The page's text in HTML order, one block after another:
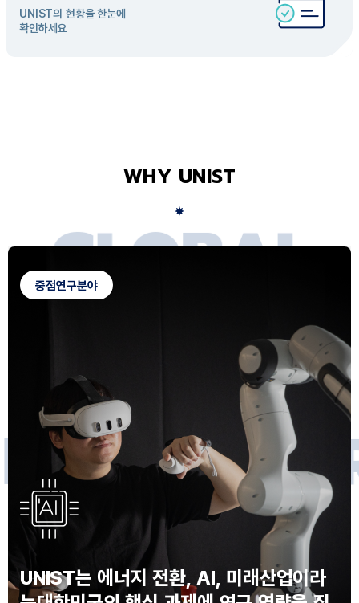
UNIST의 현황을 한눈에
확인하세요
WHY UNIST
GLOBAL
CA S
R
FU TU RE
NNOVATO
S
중점연구분야
UNIST는 에너지 전환, AI, 미래산업이라